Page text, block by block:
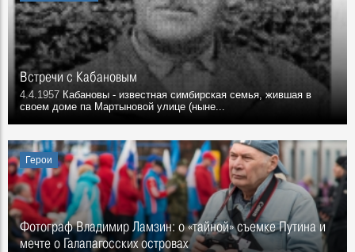
Встречи с Кабановым
4.4.1957 Кабановы - известная симбирская семья, жившая в
своем доме па Мартыновой улице (ныне...
Герои
Фотограф Владимир Ламзин: о «тайной» съемке Путина и
мечте о Галапагосских островах